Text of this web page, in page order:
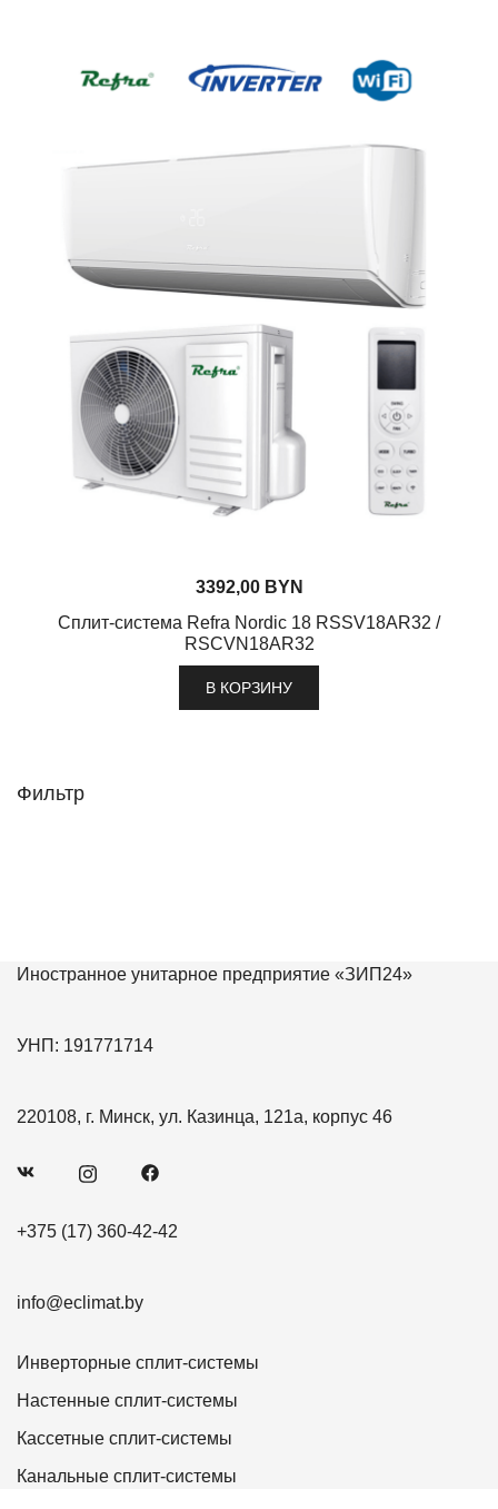
3392,00 BYN
Сплит-система Refra Nordic 18 RSSV18AR32 /
RSCVN18AR32
В КОРЗИНУ
Фильтр
Иностранное унитарное предприятие «ЗИП24»
УНП: 191771714
220108, г. Минск, ул. Казинца, 121а, корпус 46
+375 (17) 360-42-42
info@eclimat.by
Инверторные сплит-системы
Настенные сплит-системы
Кассетные сплит-системы
Канальные сплит-системы